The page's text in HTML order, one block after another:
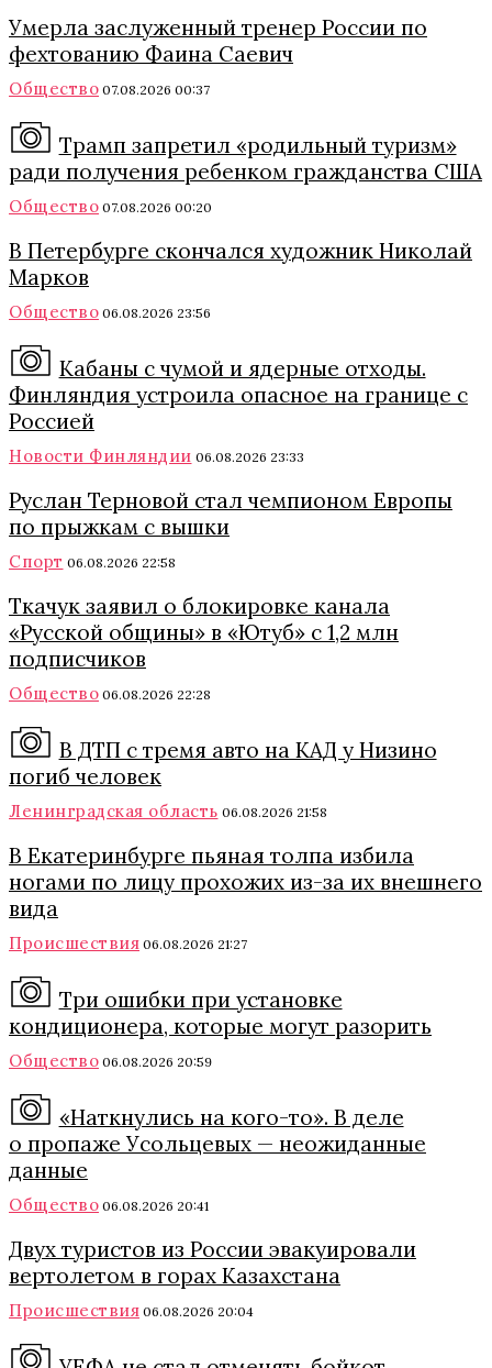
Умерла заслуженный тренер России по
фехтованию Фаина Саевич
Общество 07.08.2026 00:37
Трамп запретил «родильный туризм»
ради получения ребенком гражданства США
Общество 07.08.2026 00:20
В Петербурге скончался художник Николай
Марков
Общество 06.08.2026 23:56
Кабаны с чумой и ядерные отходы.
Финляндия устроила опасное на границе с
Россией
Новости Финляндии 06.08.2026 23:33
Руслан Терновой стал чемпионом Европы
по прыжкам с вышки
Спорт 06.08.2026 22:58
Ткачук заявил о блокировке канала
«Русской общины» в «Ютуб» с 1,2 млн
подписчиков
Общество 06.08.2026 22:28
В ДТП с тремя авто на КАД у Низино
погиб человек
Ленинградская область 06.08.2026 21:58
В Екатеринбурге пьяная толпа избила
ногами по лицу прохожих из-за их внешнего
вида
Происшествия 06.08.2026 21:27
Три ошибки при установке
кондиционера, которые могут разорить
Общество 06.08.2026 20:59
«Наткнулись на кого-то». В деле
о пропаже Усольцевых — неожиданные
данные
Общество 06.08.2026 20:41
Двух туристов из России эвакуировали
вертолетом в горах Казахстана
Происшествия 06.08.2026 20:04